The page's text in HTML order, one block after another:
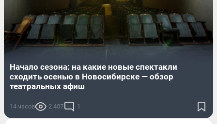
Начало сезона: на какие новые спектакли
сходить осенью в Новосибирске — обзор
театральных афиш
14 часов 2 407 1